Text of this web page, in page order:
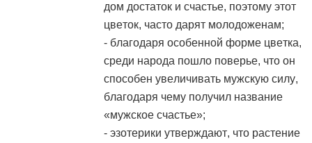
дом достаток и счастье, поэтому этот
цветок, часто дарят молодоженам;
- благодаря особенной форме цветка,
среди народа пошло поверье, что он
способен увеличивать мужскую силу,
благодаря чему получил название
«мужское счастье»;
- эзотерики утверждают, что растение